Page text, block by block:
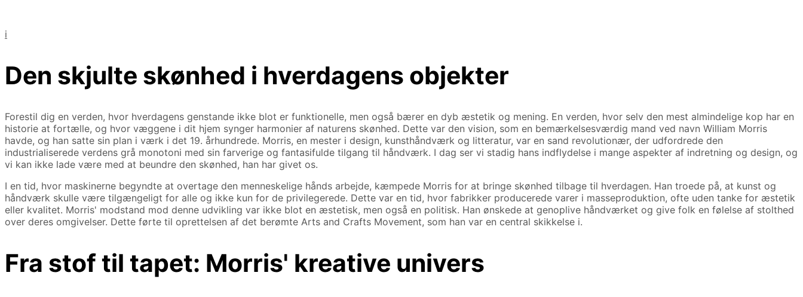
i
Den skjulte skønhed i hverdagens objekter
Forestil dig en verden, hvor hverdagens genstande ikke blot er funktionelle, men også bærer en dyb æstetik og mening. En verden, hvor selv den mest almindelige kop har en
historie at fortælle, og hvor væggene i dit hjem synger harmonier af naturens skønhed. Dette var den vision, som en bemærkelsesværdig mand ved navn William Morris
havde, og han satte sin plan i værk i det 19. århundrede. Morris, en mester i design, kunsthåndværk og litteratur, var en sand revolutionær, der udfordrede den
industrialiserede verdens grå monotoni med sin farverige og fantasifulde tilgang til håndværk. I dag ser vi stadig hans indflydelse i mange aspekter af indretning og design, og
vi kan ikke lade være med at beundre den skønhed, han har givet os.
I en tid, hvor maskinerne begyndte at overtage den menneskelige hånds arbejde, kæmpede Morris for at bringe skønhed tilbage til hverdagen. Han troede på, at kunst og
håndværk skulle være tilgængeligt for alle og ikke kun for de privilegerede. Dette var en tid, hvor fabrikker producerede varer i masseproduktion, ofte uden tanke for æstetik
eller kvalitet. Morris' modstand mod denne udvikling var ikke blot en æstetisk, men også en politisk. Han ønskede at genoplive håndværket og give folk en følelse af stolthed
over deres omgivelser. Dette førte til oprettelsen af det berømte Arts and Crafts Movement, som han var en central skikkelse i.
Fra stof til tapet: Morris' kreative univers